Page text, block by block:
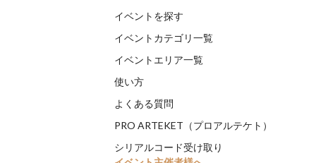
イベントを探す
イベントカテゴリ一覧
イベントエリア一覧
使い方
よくある質問
PRO ARTEKET（プロアルテケト）
シリアルコード受け取り